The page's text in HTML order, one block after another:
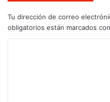
Tu dirección de correo
obligatorios están marcados con